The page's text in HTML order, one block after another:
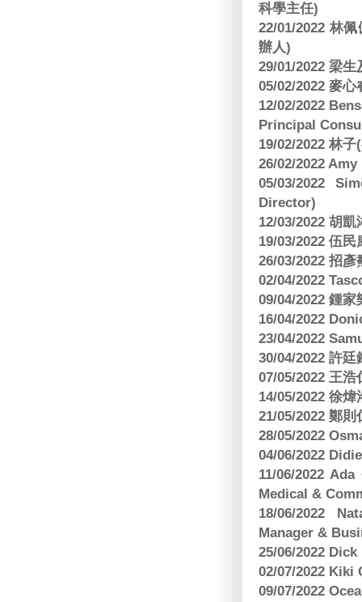
科學主任)
22/01/2022 林
辦人)
29/01/2022 梁
05/02/2022 麥
12/02/2022
Principal
19/02/2022 林
26/02/2022
05/03/2022
Director)
12/03/2022 胡
19/03/2022 伍
26/03/2022 招
02/04/2022
09/04/2022 鍾
16/04/2022
23/04/2022
30/04/2022 許
07/05/2022 王
14/05/2022 徐
21/05/2022 鄭
28/05/2022
04/06/2022
11/06/2022
Medical &
18/06/2022
Manager &
25/06/2022
02/07/2022 Kiki
09/07/2022